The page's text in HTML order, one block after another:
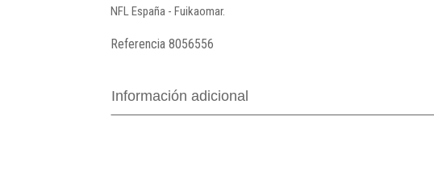
NFL España - Fuikaomar.
Referencia 8056556
Información adicional